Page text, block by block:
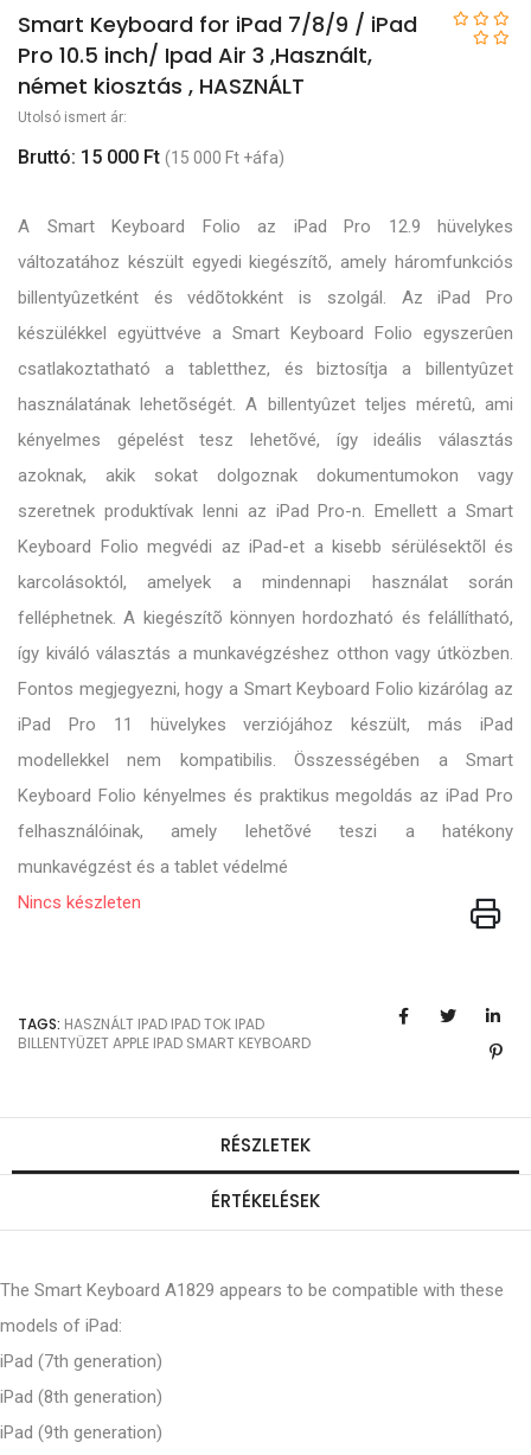
Smart Keyboard for iPad 7/8/9 / iPad
Pro 10.5 inch/ Ipad Air 3 ,Használt,
német kiosztás , HASZNÁLT
Utolsó ismert ár:
Bruttó: 15 000 Ft (15 000 Ft +áfa)
A Smart Keyboard Folio az iPad Pro 12.9 hüvelykes
változatához készült egyedi kiegészítõ, amely háromfunkciós
billentyûzetként és védõtokként is szolgál. Az iPad Pro
készülékkel együttvéve a Smart Keyboard Folio egyszerûen
csatlakoztatható a tabletthez, és biztosítja a billentyûzet
használatának lehetõségét. A billentyûzet teljes méretû, ami
kényelmes gépelést tesz lehetõvé, így ideális választás
azoknak, akik sokat dolgoznak dokumentumokon vagy
szeretnek produktívak lenni az iPad Pro-n. Emellett a Smart
Keyboard Folio megvédi az iPad-et a kisebb sérülésektõl és
karcolásoktól, amelyek a mindennapi használat során
felléphetnek. A kiegészítõ könnyen hordozható és felállítható,
így kiváló választás a munkavégzéshez otthon vagy útközben.
Fontos megjegyezni, hogy a Smart Keyboard Folio kizárólag az
iPad Pro 11 hüvelykes verziójához készült, más iPad
modellekkel nem kompatibilis. Összességében a Smart
Keyboard Folio kényelmes és praktikus megoldás az iPad Pro
felhasználóinak, amely lehetõvé teszi a hatékony
munkavégzést és a tablet védelmé
Nincs készleten
TAGS: HASZNÁLT IPAD IPAD TOK IPAD
BILLENTYÜZETAPPLE IPAD SMART KEYBOARD
RÉSZLETEK
ÉRTÉKELÉSEK
The Smart Keyboard A1829 appears to be compatible with these
models of iPad:
iPad (7th generation)
iPad (8th generation)
iPad (9th generation)